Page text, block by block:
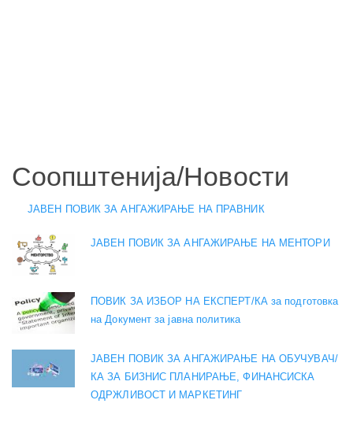
Соопштенија/Новости
ЈАВЕН ПОВИК ЗА АНГАЖИРАЊЕ НА ПРАВНИК
ЈАВЕН ПОВИК ЗА АНГАЖИРАЊЕ НА МЕНТОРИ
ПОВИК ЗА ИЗБОР НА ЕКСПЕРТ/КА за подготовка
на Документ за јавна политика
ЈАВЕН ПОВИК ЗА АНГАЖИРАЊЕ НА ОБУЧУВАЧ/
КА ЗА БИЗНИС ПЛАНИРАЊЕ, ФИНАНСИСКА
ОДРЖЛИВОСТ И МАРКЕТИНГ